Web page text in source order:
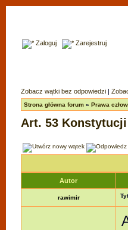
Zaloguj Zarejestruj
Zobacz wątki bez odpowiedzi |
Strona główna forum » Prawa
Art. 53 Konstytucji
Autor
rawimir